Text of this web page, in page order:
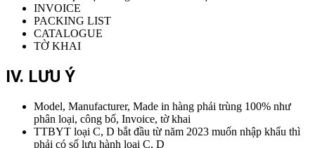
INVOICE
PACKING LIST
CATALOGUE
TỜ KHAI
IV. LƯU Ý
Model, Manufacturer, Made in hàng phải trùng 100% như
phân loại, công bố, Invoice, tờ khai
TTBYT loại C, D bắt đầu từ năm 2023 muốn nhập khẩu thì
phải có số lưu hành loại C, D